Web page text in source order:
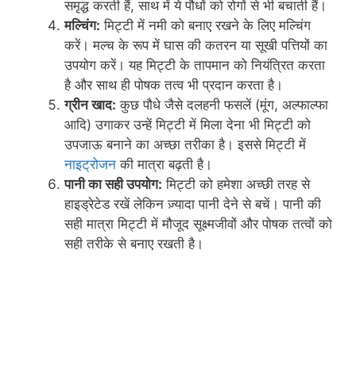
समृद्ध करती हैं, साथ में ये पौधों को रोगों से भी बचाती हैं।
मल्चिंग: मिट्टी में नमी को बनाए रखने के लिए मल्चिंग
करें। मल्च के रूप में घास की कतरन या सूखी पत्तियों का
उपयोग करें। यह मिट्टी के तापमान को नियंत्रित करता
है और साथ ही पोषक तत्व भी प्रदान करता है।
ग्रीन खाद: कुछ पौधे जैसे दलहनी फसलें (मूंग, अल्फाल्फा
आदि) उगाकर उन्हें मिट्टी में मिला देना भी मिट्टी को
उपजाऊ बनाने का अच्छा तरीका है। इससे मिट्टी में
नाइट्रोजन की मात्रा बढ़ती है।
पानी का सही उपयोग: मिट्टी को हमेशा अच्छी तरह से
हाइड्रेटेड रखें लेकिन ज़्यादा पानी देने से बचें। पानी की
सही मात्रा मिट्टी में मौजूद सूक्ष्मजीवों और पोषक तत्वों को
सही तरीके से बनाए रखती है।